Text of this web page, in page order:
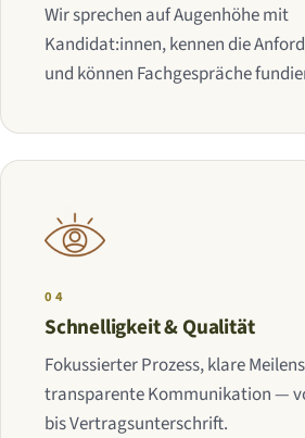
Wir sprechen auf Augenhöhe mit
Kandidat:innen, kennen die
und können Fachgespräche
04
Schnelligkeit & Qualität
Fokussierter Prozess, klare
transparente Kommunikation —
bis Vertragsunterschrift.